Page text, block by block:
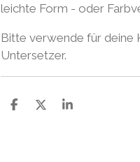
leichte Form - oder
Bitte verwende für deine
Untersetzer.
T
T
T